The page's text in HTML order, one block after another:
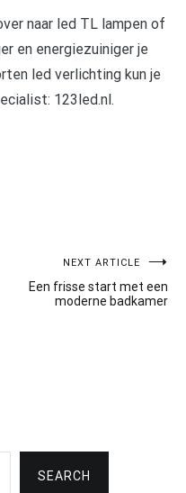
naar led TL lampen of
en energiezuiniger je
led verlichting kun je
123led.nl.
NEXT ARTICLE
Een frisse start met een
moderne badkamer
SEARCH